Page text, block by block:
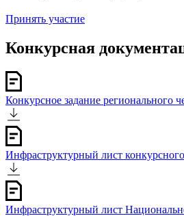
Принять участие
Конкурсная
Конкурсное задание регионального
Инфраструктурный лист
Инфраструктурный лист